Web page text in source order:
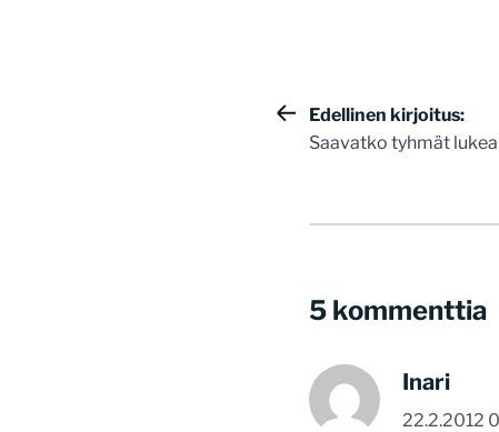
Artikkelien
Edellinen kirjoitus:
Saavatko tyhmät
5 kommenttia
Inari
22.2.2012